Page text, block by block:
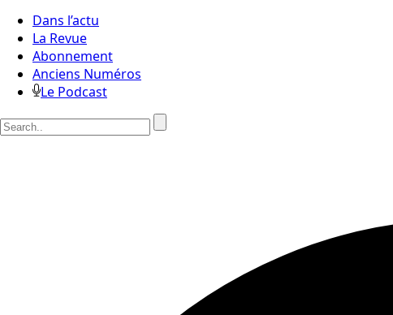
Dans l’actu
La Revue
Abonnement
Anciens Numéros
Le Podcast